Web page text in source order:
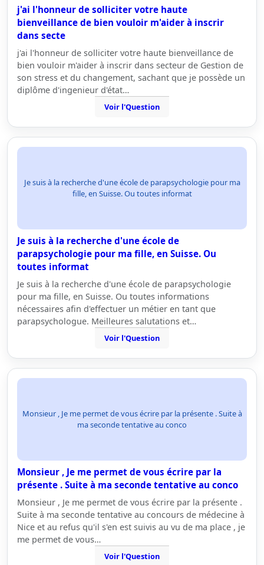
j'ai l'honneur de solliciter votre haute
bienveillance de bien vouloir m'aider à inscrir
dans secte
j'ai l'honneur de solliciter votre haute bienveillance de
bien vouloir m'aider à inscrir dans secteur de Gestion de
son stress et du changement, sachant que je possède un
diplôme d'ingenieur d'état…
Voir l'Question
Je suis à la recherche d'une école de parapsychologie pour ma
fille, en Suisse. Ou toutes informat
Je suis à la recherche d'une école de
parapsychologie pour ma fille, en Suisse. Ou
toutes informat
Je suis à la recherche d'une école de parapsychologie
pour ma fille, en Suisse. Ou toutes informations
nécessaires afin d'effectuer un métier en tant que
parapsychologue. Meilleures salutations et…
Voir l'Question
Monsieur , Je me permet de vous écrire par la présente . Suite à
ma seconde tentative au conco
Monsieur , Je me permet de vous écrire par la
présente . Suite à ma seconde tentative au conco
Monsieur , Je me permet de vous écrire par la présente .
Suite à ma seconde tentative au concours de médecine à
Nice et au refus qu'il s'en est suivis au vu de ma place , je
me permet de vous…
Voir l'Question